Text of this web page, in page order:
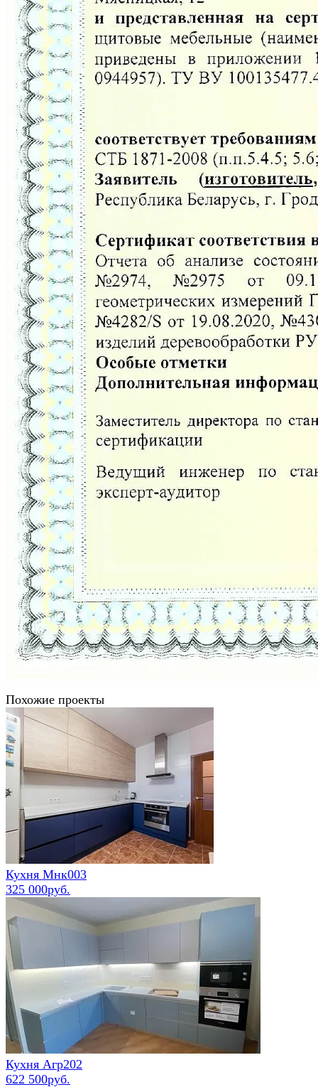
Похожие проекты
Кухня Мнк003
325 000руб.
Кухня Агр202
622 500руб.